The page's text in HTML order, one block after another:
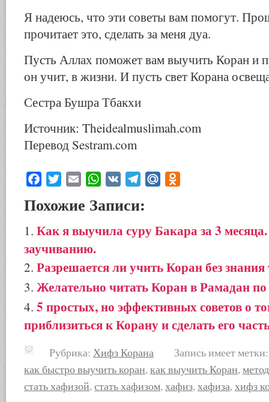
Я надеюсь, что эти советы вам помогут.
прочитает это, сделать за меня дуа.
Пусть Аллах поможет вам выучить Коран и
он учит, в жизни. И пусть свет Корана
Сестра Бушра Тбакхи
Источник: Theidealmuslimah.com
Перевод Sestram.com
Facebook
Twitter Email WhatsApp
VK TelegramMail.Ru
Похожие Записи:
Как я выучила суру Бакара за 3
заучиванию.
Разрешается ли учить Коран без
Желательно читать Коран в Рамадан
5 простых, но эффективных советов о
приблизиться к Корану и сделать его
Рубрика: Хифз Корана Запись имеет
как быстро выучить коран,как выучить Коран,
стать хафизой,стать хафизом,хафиз,хафиза,хифз